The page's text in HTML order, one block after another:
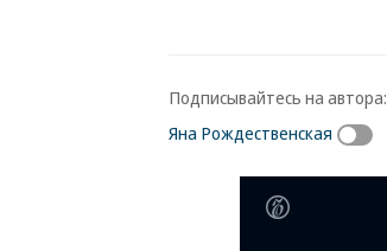
Подписывайтесь на автора:
Яна Рождественская